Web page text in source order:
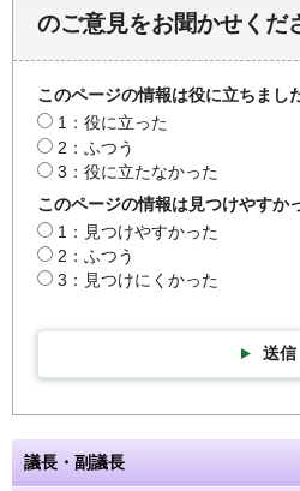
のご意見をお聞かせくだ
このページの情報は役に立ちまし
1：役に立った
2：ふつう
3：役に立たなかった
このページの情報は見つけやすか
1：見つけやすかった
2：ふつう
3：見つけにくかった
送信
議長・副議長